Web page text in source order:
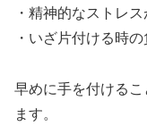
・精神的なストレス
・いざ片付ける時
早めに手を付ける
ます。